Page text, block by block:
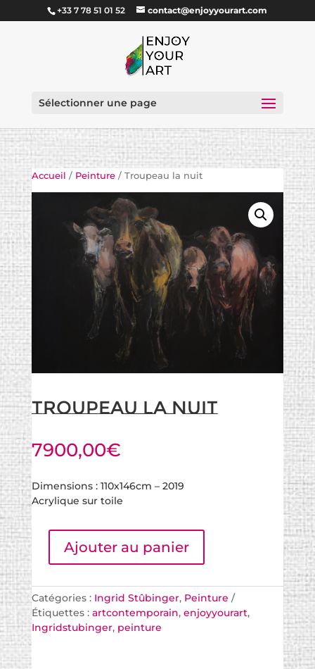
+33 7 78 51 01 52 contact@enjoyyourart.com
Sélectionner une page
Accueil / Peinture/ Troupeau la nuit
Troupeau la nuit
7900,00€
Dimensions : 110x146cm – 2019
Acrylique sur toile
Ajouter au panier
Catégories : Ingrid Stûbinger, Peinture
Étiquettes : artcontemporain, enjoyyourart,
Ingridstubinger, peinture